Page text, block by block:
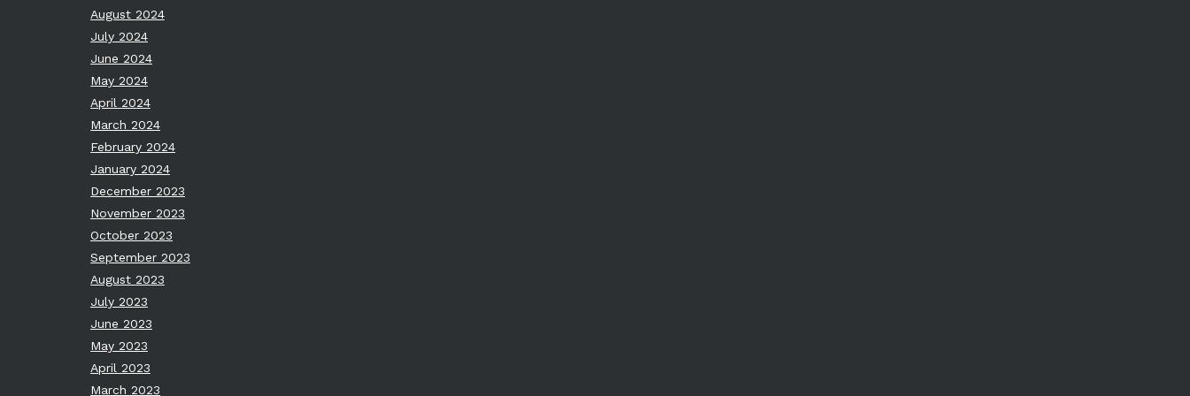
August 2024
July 2024
June 2024
May 2024
April 2024
March 2024
February 2024
January 2024
December 2023
November 2023
October 2023
September 2023
August 2023
July 2023
June 2023
May 2023
April 2023
March 2023